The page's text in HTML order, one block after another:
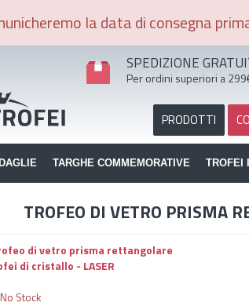
la data di consegna
SPEDIZIONE
Per ordini superiori a
PRODOTTI
TARGHE COMMEMORATIVE TROFEI
TROFEO DI VETRO PRISMA
di vetro prisma rettangolare
di cristallo - LASER
No Stock